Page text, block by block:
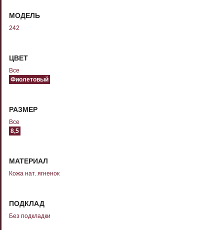
МОДЕЛЬ
242
ЦВЕТ
Все
Фиолетовый
РАЗМЕР
Все
8,5
МАТЕРИАЛ
Кожа нат. ягненок
ПОДКЛАД
Без подкладки